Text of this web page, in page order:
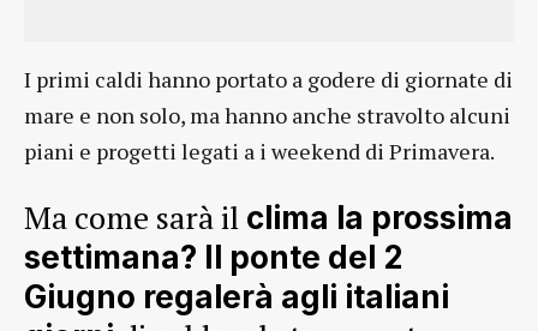
I primi caldi hanno portato a godere di giornate di
mare e non solo, ma hanno anche stravolto alcuni
piani e progetti legati a i weekend di Primavera.
Ma come sarà il clima la prossima
settimana? Il ponte del 2
Giugno regalerà agli italiani